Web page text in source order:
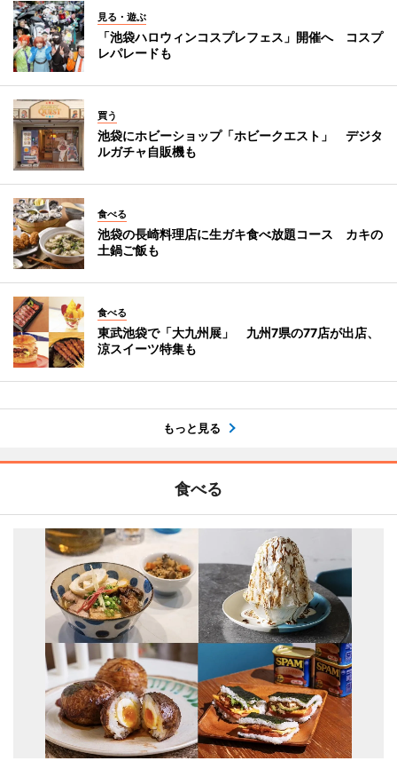
見る・遊ぶ
「池袋ハロウィンコスプレフェス」開催へ コスプ
レパレードも
買う
池袋にホビーショップ「ホビークエスト」 デジタ
ルガチャ自販機も
食べる
池袋の長崎料理店に生ガキ食べ放題コース カキの
土鍋ご飯も
食べる
東武池袋で「大九州展」 九州7県の77店が出店、
涼スイーツ特集も
もっと見る
食べる